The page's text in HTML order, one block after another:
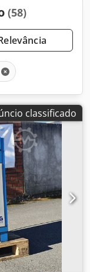
(58)
classificado